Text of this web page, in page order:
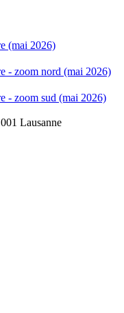
(mai 2026)
- zoom nord (mai 2026)
- zoom sud (mai 2026)
Lausanne